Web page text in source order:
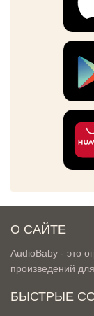
О САЙТЕ
AudioBaby - это
произведений
БЫСТРЫЕ